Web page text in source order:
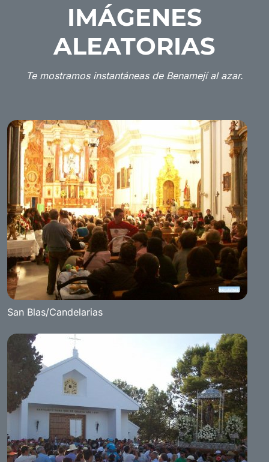
IMÁGENES
ALEATORIAS
Te mostramos instantáneas de Benamejí al azar.
San Blas/Candelarias